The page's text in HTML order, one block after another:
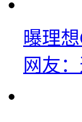
曝理
网友